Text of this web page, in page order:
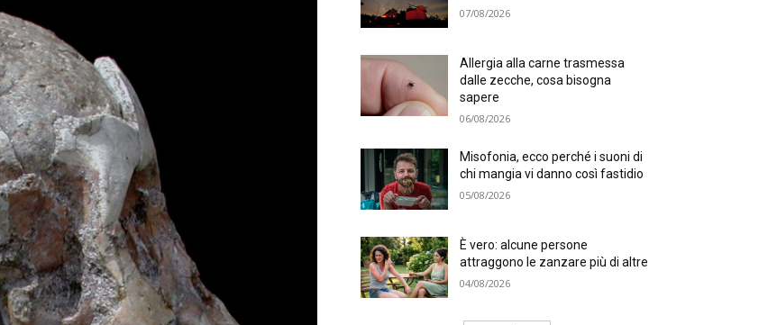
07/08/2026
Allergia alla carne trasmessa
dalle zecche, cosa bisogna
sapere
06/08/2026
Misofonia, ecco perché i suoni di
chi mangia vi danno così fastidio
05/08/2026
È vero: alcune persone
attraggono le zanzare più di altre
04/08/2026